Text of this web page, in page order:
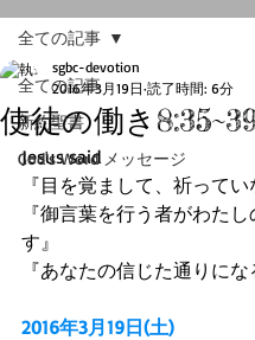
全ての記事
新約聖書
God's Word メッセージ
全ての記事
使徒の働き
sgbc-devotion
2016年3月19日 読了時間: 6分
Jesus said
『目を覚まして、祈ってい
『御言葉を行う者がわた
す』
『あなたの信じた通りにな
2016年3月19日(土)